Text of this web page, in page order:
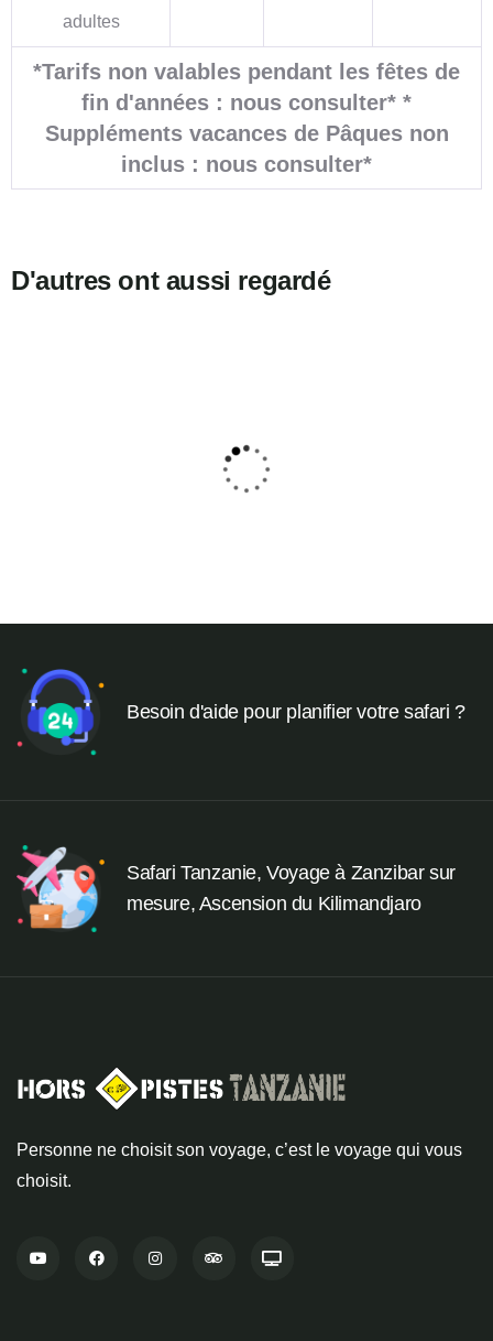
adultes
*Tarifs non valables pendant les fêtes de
fin d'années : nous consulter* *
Suppléments vacances de Pâques non
inclus : nous consulter*
D'autres ont aussi regardé
Besoin d'aide pour planifier votre safari ?
Safari Tanzanie, Voyage à Zanzibar sur
mesure, Ascension du Kilimandjaro
Personne ne choisit son voyage, c’est le voyage qui vous
choisit.